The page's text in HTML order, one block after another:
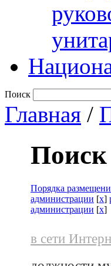
Поиск
Главная /
Поиск
Порядка
администрации [x]
администрации [x]
в сети